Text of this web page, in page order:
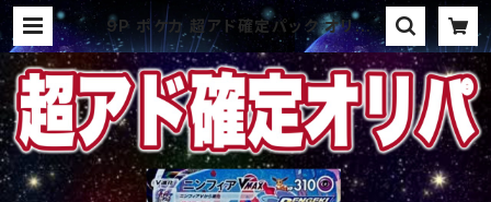
9P ポケカ 超アド確定パック オリパ |
オリパ ブラザーズ オリパ専門店 (ポ
ケカ、ワンピース、遊戯王、ヴァイス、ド
ラゴンボール)